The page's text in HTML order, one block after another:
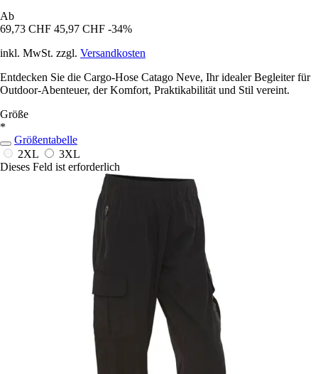
Ab
69,73 CHF 45,97 CHF -34%
inkl. MwSt. zzgl. Versandkosten
Entdecken Sie die Cargo-Hose Catago Neve, Ihr idealer Begleiter für
Outdoor-Abenteuer, der Komfort, Praktikabilität und Stil vereint.
Größe
*
Größentabelle
2XL
3XL
Dieses Feld ist erforderlich